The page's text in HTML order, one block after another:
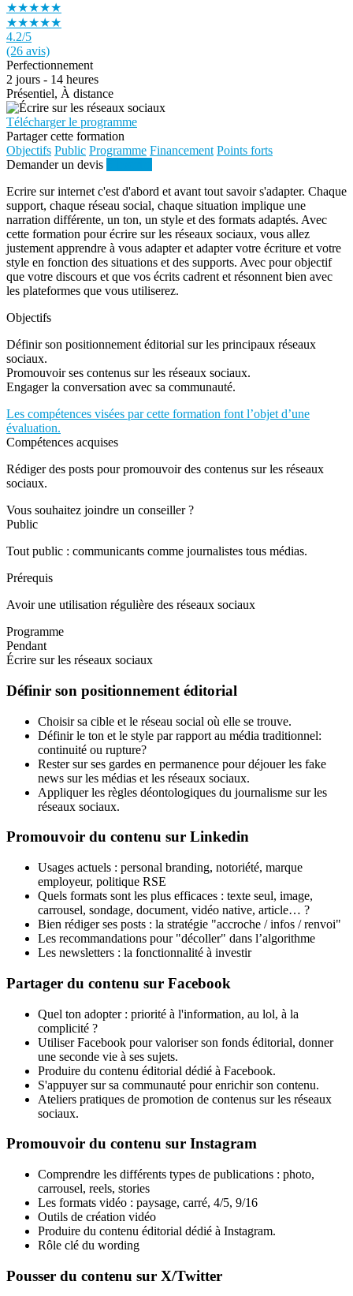
★★★★★
★★★★★
4.2/5
(26 avis)
Perfectionnement
2 jours - 14 heures
Présentiel, À distance
Télécharger le programme
Partager cette formation
Objectifs Public Programme Financement Points forts
Demander un devis
Ecrire sur internet c'est d'abord et avant tout savoir s'adapter. Chaque
support, chaque réseau social, chaque situation implique une
narration différente, un ton, un style et des formats adaptés. Avec
cette formation pour écrire sur les réseaux sociaux, vous allez
justement apprendre à vous adapter et adapter votre écriture et votre
style en fonction des situations et des supports. Avec pour objectif
que votre discours et que vos écrits cadrent et résonnent bien avec
les plateformes que vous utiliserez.
Objectifs
Définir son positionnement éditorial sur les principaux réseaux
sociaux.
Promouvoir ses contenus sur les réseaux sociaux.
Engager la conversation avec sa communauté.
Les compétences visées par cette formation font l’objet d’une
évaluation.
Compétences acquises
Rédiger des posts pour promouvoir des contenus sur les réseaux
sociaux.
Vous souhaitez joindre un conseiller ?
Public
Tout public : communicants comme journalistes tous médias.
Prérequis
Avoir une utilisation régulière des réseaux sociaux
Programme
Pendant
Écrire sur les réseaux sociaux
Définir son positionnement éditorial
Choisir sa cible et le réseau social où elle se trouve.
Définir le ton et le style par rapport au média traditionnel:
continuité ou rupture?
Rester sur ses gardes en permanence pour déjouer les fake
news sur les médias et les réseaux sociaux.
Appliquer les règles déontologiques du journalisme sur les
réseaux sociaux.
Promouvoir du contenu sur Linkedin
Usages actuels : personal branding, notoriété, marque
employeur, politique RSE
Quels formats sont les plus efficaces : texte seul, image,
carrousel, sondage, document, vidéo native, article… ?
Bien rédiger ses posts : la stratégie "accroche / infos / renvoi"
Les recommandations pour "décoller" dans l’algorithme
Les newsletters : la fonctionnalité à investir
Partager du contenu sur Facebook
Quel ton adopter : priorité à l'information, au lol, à la
complicité ?
Utiliser Facebook pour valoriser son fonds éditorial, donner
une seconde vie à ses sujets.
Produire du contenu éditorial dédié à Facebook.
S'appuyer sur sa communauté pour enrichir son contenu.
Ateliers pratiques de promotion de contenus sur les réseaux
sociaux.
Promouvoir du contenu sur Instagram
Comprendre les différents types de publications : photo,
carrousel, reels, stories
Les formats vidéo : paysage, carré, 4/5, 9/16
Outils de création vidéo
Produire du contenu éditorial dédié à Instagram.
Rôle clé du wording
Pousser du contenu sur X/Twitter